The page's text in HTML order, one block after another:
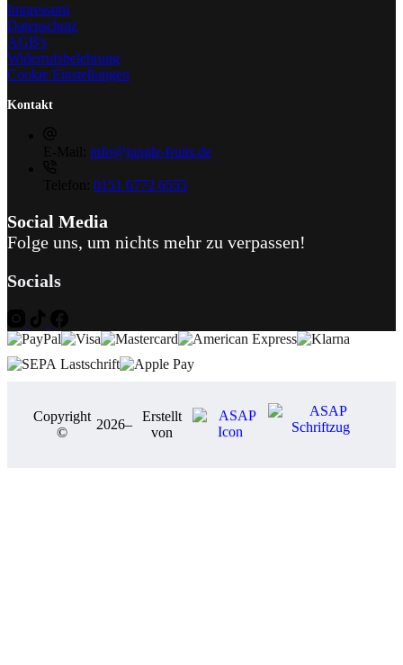
Impressum
Datenschutz
AGB's
Widerrufsbelehrung
Cookie Einstellungen
Kontakt
info@jungle-fruits.de
0151 6772 6555
Social Media
Folge uns, um nichts mehr zu verpassen!
Socials
Copyright
©
2026–
Erstellt
von